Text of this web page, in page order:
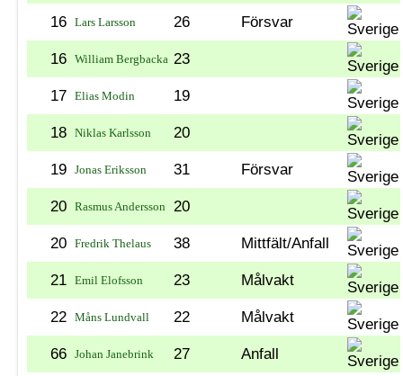
16 Lars Larsson 26 Försvar
16 William Bergbacka 23
17 Elias Modin 19
18 Niklas Karlsson 20
19 Jonas Eriksson 31 Försvar
20 Rasmus Andersson 20
20 Fredrik Thelaus 38 Mittfält/Anfall
21 Emil Elofsson 23 Målvakt
22 Måns Lundvall 22 Målvakt
66 Johan Janebrink 27 Anfall